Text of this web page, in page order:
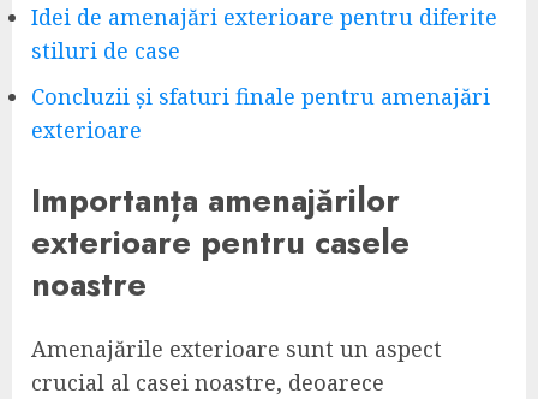
Idei de amenajări exterioare pentru diferite
stiluri de case
Concluzii și sfaturi finale pentru amenajări
exterioare
Importanța amenajărilor
exterioare pentru casele
noastre
Amenajările exterioare sunt un aspect
crucial al casei noastre, deoarece